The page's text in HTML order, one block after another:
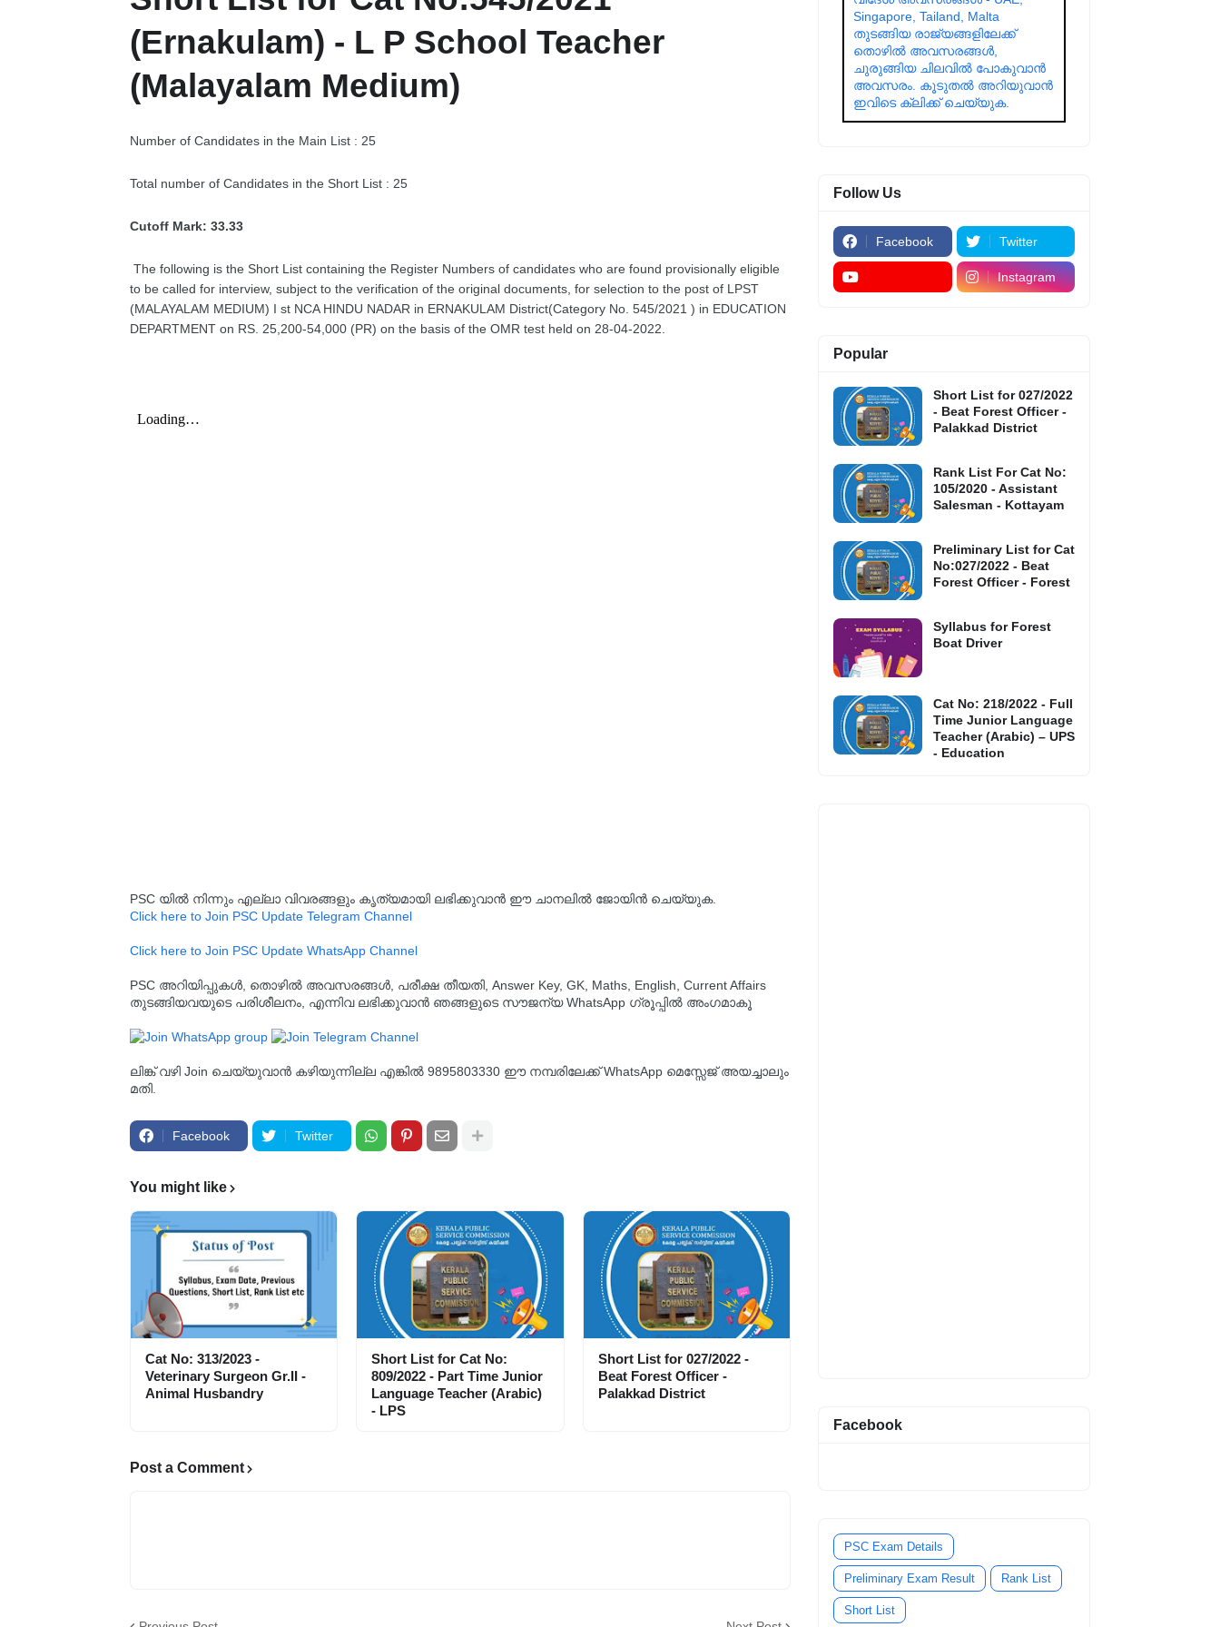
(Ernakulam) - L P School Teacher
(Malayalam Medium)
Number of Candidates in the Main List : 25
Total number of Candidates in the Short List : 25
Cutoff Mark: 33.33
The following is the Short List containing the Register Numbers of candidates who are found provisionally eligible
to be called for interview, subject to the verification of the original documents, for selection to the post of LPST
(MALAYALAM MEDIUM) I st NCA HINDU NADAR in ERNAKULAM District(Category No. 545/2021 ) in EDUCATION
DEPARTMENT on RS. 25,200-54,000 (PR) on the basis of the OMR test held on 28-04-2022.
PSC യിൽ നിന്നും എല്ലാ വിവരങ്ങളും കൃത്യമായി ലഭിക്കുവാൻ ഈ ചാനലിൽ ജോയിൻ ചെയ്യുക.
Click here to Join PSC Update Telegram Channel
Click here to Join PSC Update WhatsApp Channel
PSC അറിയിപ്പുകൾ, തൊഴിൽ അവസരങ്ങൾ, പരീക്ഷ തീയതി, Answer Key, GK, Maths, English, Current Affairs
തുടങ്ങിയവയുടെ പരിശീലനം, എന്നിവ ലഭിക്കുവാൻ ഞങ്ങളുടെ സൗജന്യ WhatsApp ഗ്രൂപ്പിൽ അംഗമാകൂ
ലിങ്ക് വഴി Join ചെയ്യുവാൻ കഴിയുന്നില്ല എങ്കിൽ 9895803330 ഈ നമ്പരിലേക്ക് WhatsApp മെസ്സേജ് അയച്ചാലും
മതി.
Facebook Twitter
You might like
Cat No: 313/2023 -
Veterinary Surgeon Gr.II -
Animal Husbandry
Short List for Cat No:
809/2022 - Part Time Junior
Language Teacher (Arabic)
- LPS
Short List for 027/2022 -
Beat Forest Officer -
Palakkad District
Post a Comment
Singapore, Tailand, Malta
തുടങ്ങിയ രാജ്യങ്ങളിലേക്ക്
തൊഴിൽ അവസരങ്ങൾ,
ചുരുങ്ങിയ ചിലവിൽ പോകുവാൻ
അവസരം. കൂടുതൽ അറിയുവാൻ
ഇവിടെ ക്ലിക്ക് ചെയ്യുക.
Follow Us
Facebook Twitter
Instagram
Popular
Short List for 027/2022
- Beat Forest Officer -
Palakkad District
Rank List For Cat No:
105/2020 - Assistant
Salesman - Kottayam
Preliminary List for Cat
No:027/2022 - Beat
Forest Officer - Forest
Syllabus for Forest
Boat Driver
Cat No: 218/2022 - Full
Time Junior Language
Teacher (Arabic) – UPS
- Education
Facebook
PSC Exam Details
Preliminary Exam Result Rank List
Short List